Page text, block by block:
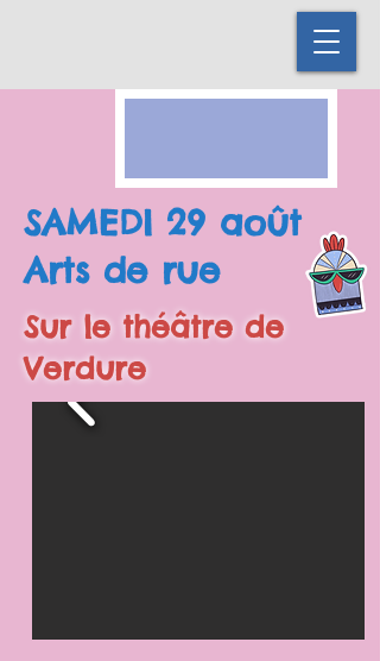
SAMEDI 29 août
Arts de rue
Sur le théâtre de
Verdure